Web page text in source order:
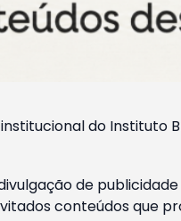
do
de
conteúdos que